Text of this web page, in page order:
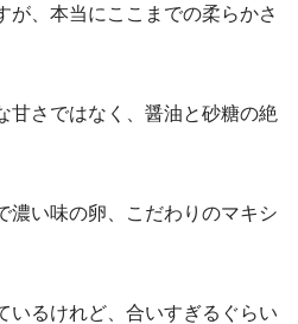
が、本当にここまでの柔らかさ
甘さではなく、醤油と砂糖の絶
濃い味の卵、こだわりのマキシ
いるけれど、合いすぎるぐらい